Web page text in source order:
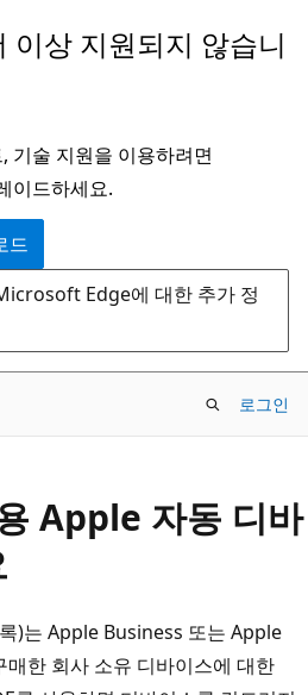
이상 지원되지 않습니
기술 지원을 이용하려면
이드하세요.
드
Edge에 대한 추가 정
로그인
Apple 자동 디바
)는 Apple Business 또는 Apple
한 회사 소유 디바이스에 대한